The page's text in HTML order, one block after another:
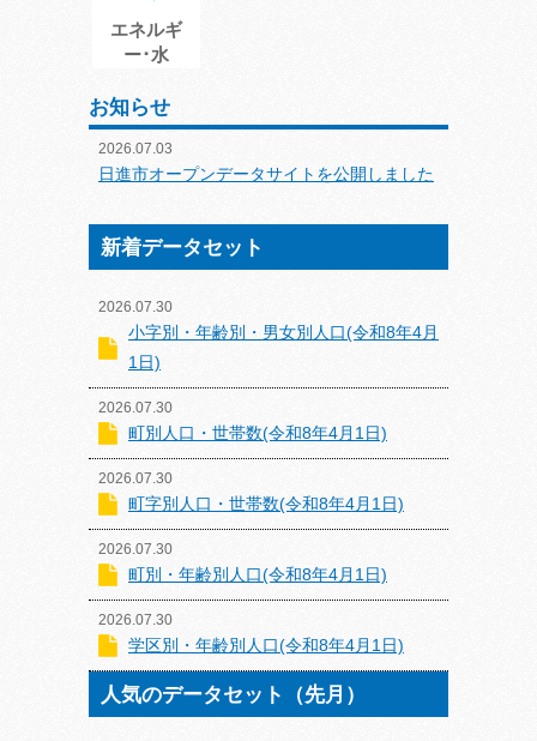
エネルギ
ー･水
お知らせ
2026.07.03
日進市オープンデータサイトを公開しました
新着データセット
2026.07.30
小字別・年齢別・男女別人口(令和8年4月
1日)
2026.07.30
町別人口・世帯数(令和8年4月1日)
2026.07.30
町字別人口・世帯数(令和8年4月1日)
2026.07.30
町別・年齢別人口(令和8年4月1日)
2026.07.30
学区別・年齢別人口(令和8年4月1日)
人気のデータセット（先月）